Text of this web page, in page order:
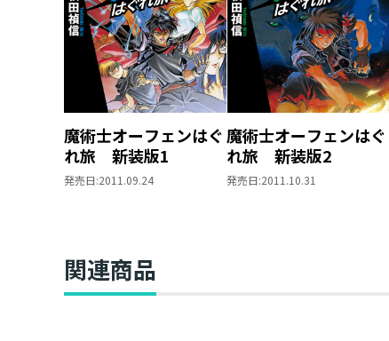
魔術士オーフェンはぐ
れ旅 新装版1
発売日:2011.09.24
魔術士オーフェンはぐ
れ旅 新装版2
発売日:2011.10.31
関連商品